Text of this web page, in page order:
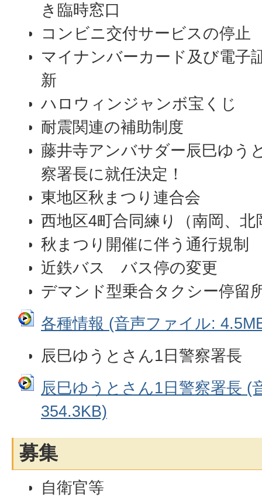
き臨時窓口
コンビニ交付サービスの停止
マイナンバーカード及び電子
新
ハロウィンジャンボ宝くじ
耐震関連の補助制度
藤井寺アンバサダー辰巳ゆう
察署長に就任決定！
東地区秋まつり連合会
西地区4町合同練り（南岡、北
秋まつり開催に伴う通行規制
近鉄バス バス停の変更
デマンド型乗合タクシー停留
各種情報 (音声ファイル:
辰巳ゆうとさん1日警察署長
辰巳ゆうとさん1日警察署長 (
354.3KB)
募集
自衛官等